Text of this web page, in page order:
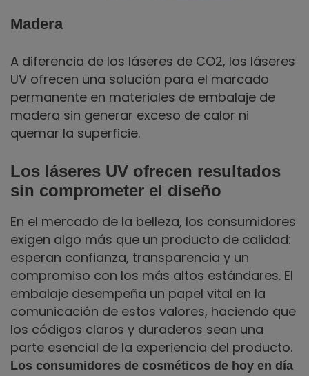
Madera
A diferencia de los láseres de CO2, los láseres
UV ofrecen una solución para el marcado
permanente en materiales de embalaje de
madera sin generar exceso de calor ni
quemar la superficie.
Los láseres UV ofrecen resultados
sin comprometer el diseño
En el mercado de la belleza, los consumidores
exigen algo más que un producto de calidad:
esperan confianza, transparencia y un
compromiso con los más altos estándares. El
embalaje desempeña un papel vital en la
comunicación de estos valores, haciendo que
los códigos claros y duraderos sean una
parte esencial de la experiencia del producto.
Los consumidores de cosméticos de hoy en día